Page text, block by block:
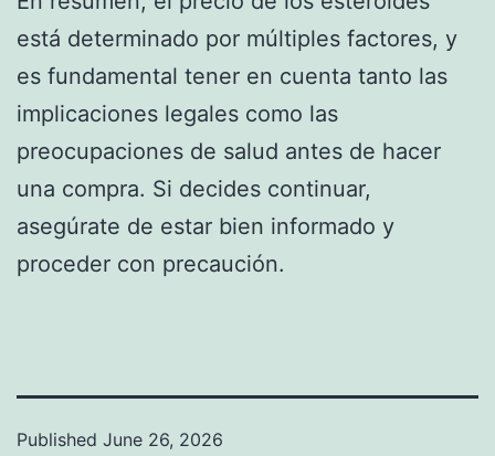
está determinado por múltiples factores, y
es fundamental tener en cuenta tanto las
implicaciones legales como las
preocupaciones de salud antes de hacer
una compra. Si decides continuar,
asegúrate de estar bien informado y
proceder con precaución.
Published June 26, 2026